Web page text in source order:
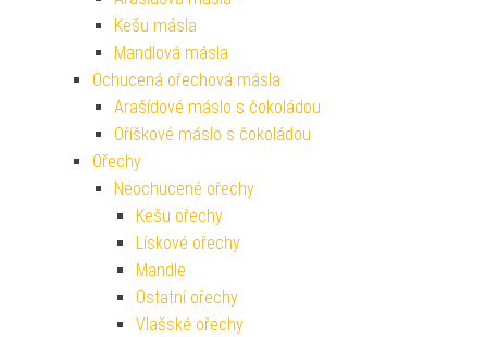
Kešu másla
Mandlová másla
Ochucená ořechová másla
Arašídové máslo s čokoládou
Oříškové máslo s čokoládou
Ořechy
Neochucené ořechy
Kešu ořechy
Lískové ořechy
Mandle
Ostatní ořechy
Vlašské ořechy